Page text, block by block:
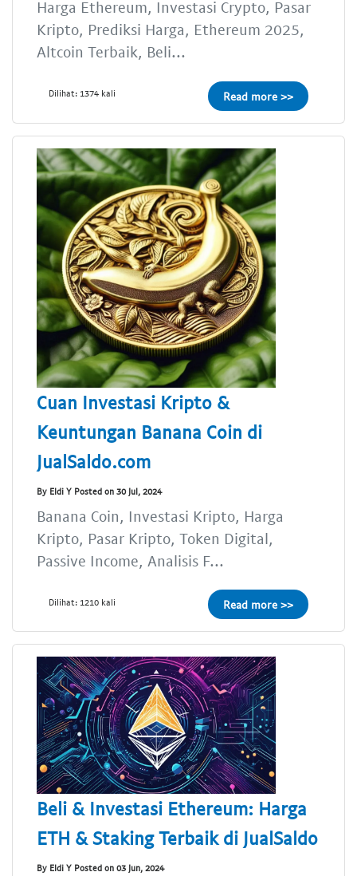
Harga Ethereum, Investasi Crypto, Pasar
Kripto, Prediksi Harga, Ethereum 2025,
Altcoin Terbaik, Beli...
Dilihat: 1374 kali Read more >>
Cuan Investasi Kripto &
Keuntungan Banana Coin di
JualSaldo.com
By Eldi Y Posted on 30 Jul, 2024
Banana Coin, Investasi Kripto, Harga
Kripto, Pasar Kripto, Token Digital,
Passive Income, Analisis F...
Dilihat: 1210 kali Read more >>
Beli & Investasi Ethereum: Harga
ETH & Staking Terbaik di JualSaldo
By Eldi Y Posted on 03 Jun, 2024